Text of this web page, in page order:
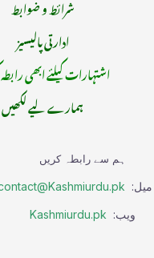
شرائط و ضوابط
ادارتی پالیسیز
اشتہارات کیلئے ابھی
ہمارے لیے لکھیں
ہم سے رابطہ کریں
ویب: Kashmiurdu.pk